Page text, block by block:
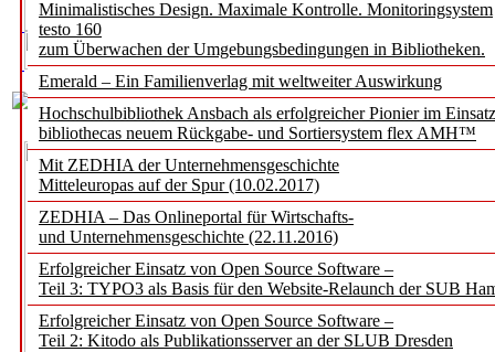
Minimalistisches Design. Maximale Kontrolle. Monitoringsystem
testo 160
zum Überwachen der Umgebungsbedingungen in Bibliotheken.
Emerald – Ein Familienverlag mit weltweiter Auswirkung
Hochschulbibliothek Ansbach als erfolgreicher Pionier im
bibliothecas neuem Rückgabe- und Sortiersystem flex AMH™
Mit ZEDHIA der Unternehmensgeschichte
Mitteleuropas auf der Spur (10.02.2017)
ZEDHIA – Das Onlineportal für Wirtschafts-
und Unternehmensgeschichte (22.11.2016)
Erfolgreicher Einsatz von Open Source Software –
Teil 3: TYPO3 als Basis für den Website-Relaunch der SUB
Erfolgreicher Einsatz von Open Source Software –
Teil 2: Kitodo als Publikationsserver an der SLUB Dresden